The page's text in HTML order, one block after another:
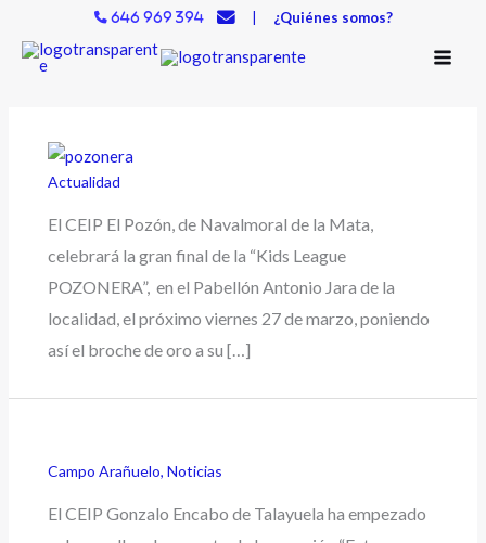
contenido
646 969 394 | ¿Quiénes somos?
Actualidad
El CEIP El Pozón, de Navalmoral de la Mata,
celebrará la gran final de la “Kids League
POZONERA”, en el Pabellón Antonio Jara de la
localidad, el próximo viernes 27 de marzo, poniendo
así el broche de oro a su […]
Campo Arañuelo,Noticias
El CEIP Gonzalo Encabo de Talayuela ha empezado